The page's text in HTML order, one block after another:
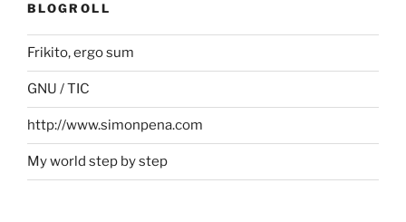
BLOGROLL
Frikito, ergo sum
GNU / TIC
http://www.simonpena.com
My world step by step